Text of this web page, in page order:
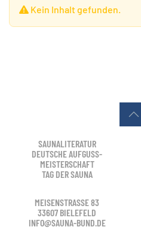
Kein Inhalt gefunden.
SAUNALITERATUR
DEUTSCHE AUFGUSS-
MEISTERSCHAFT
TAG DER SAUNA
MEISENSTRASSE 83
33607 BIELEFELD
INFO@SAUNA-BUND.DE